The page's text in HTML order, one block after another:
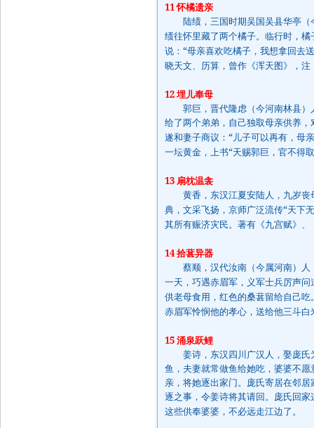
11怀橘遗亲
陆绩，三国时期吴国吴县华亭（
绩往怀里藏了两个橘子。临行时，
说：“母亲喜欢吃橘子，我想拿回去
晓天文、历算，曾作《浑天图》，
12埋儿奉母
郭巨，晋代隆虑（今河南林县）
给了两个弟弟，自己独取母亲供养
遂和妻子商议：“儿子可以再有，母
一坛黄金，上书“天赐郭巨，官不得
13扇枕温衾
黄香，东汉江夏安陆人，九岁丧
典，文采飞扬，京师广泛流传“天下
其所有赈济灾民。著有《九宫赋》、
14拾葚异器
蔡顺，汉代汝南（今属河南）人
一天，巧遇赤眉军，义军士兵厉声问
供老母食用，红色的桑葚留给自己吃
赤眉军怜悯他的孝心，送给他三斗
15涌泉跃鲤
姜诗，东汉四川广汉人，娶庞氏
鱼，夫妻就常做鱼给她吃，婆婆不
亲，将她逐出家门。庞氏寄居在邻
逐之事，令姜诗将其请回。庞氏回
这些供奉婆婆，不必远走江边了。